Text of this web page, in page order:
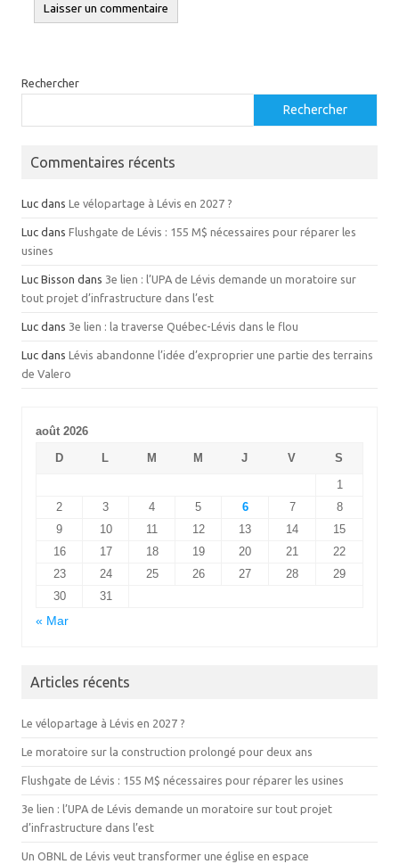
Rechercher
Rechercher
Commentaires récents
Luc dans Le vélopartage à Lévis en 2027 ?
Luc dans Flushgate de Lévis : 155 M$ nécessaires pour réparer les
usines
Luc Bisson dans 3e lien : l’UPA de Lévis demande un moratoire sur
tout projet d’infrastructure dans l’est
Luc dans 3e lien : la traverse Québec-Lévis dans le flou
Luc dans Lévis abandonne l’idée d’exproprier une partie des terrains
de Valero
août 2026
D
L M M J V
S
1
2
3 4 5 6 7
8
9
10 11 12 13 14
15
16
17 18 19 20 21
22
23
24 25 26 27 28
29
30
31
« Mar
Articles récents
Le vélopartage à Lévis en 2027 ?
Le moratoire sur la construction prolongé pour deux ans
Flushgate de Lévis : 155 M$ nécessaires pour réparer les usines
3e lien : l’UPA de Lévis demande un moratoire sur tout projet
d’infrastructure dans l’est
Un OBNL de Lévis veut transformer une église en espace